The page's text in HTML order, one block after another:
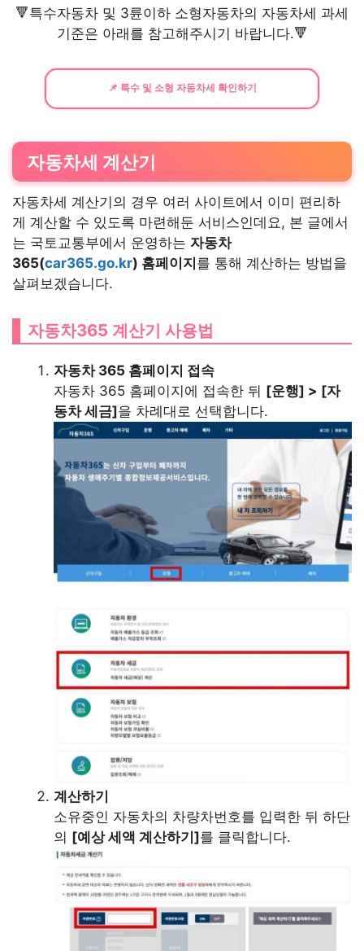
🔻특수자동차 및 3륜이하 소형자동차의 자동차세 과세
기준은 아래를 참고해주시기 바랍니다.🔻
📌 특수 및 소형 자동차세 확인하기
자동차세 계산기
자동차세 계산기의 경우 여러 사이트에서 이미 편리하
게 계산할 수 있도록 마련해둔 서비스인데요, 본 글에서
는 국토교통부에서 운영하는 자동차
365(car365.go.kr) 홈페이지 를 통해 계산하는 방법을
살펴보겠습니다.
자동차365 계산기 사용법
자동차 365 홈페이지 접속
자동차 365 홈페이지에 접속한 뒤 [운행] > [자
동차 세금]을 차례대로 선택합니다.
계산하기
소유중인 자동차의 차량차번호를 입력한 뒤 하단
의 [예상 세액 계산하기]를 클릭합니다.